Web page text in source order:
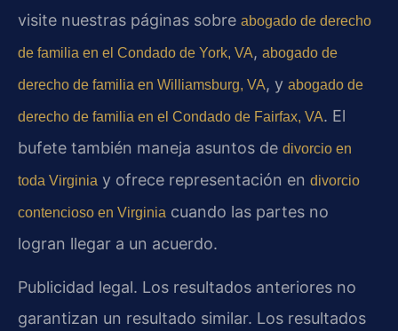
visite nuestras páginas sobre abogado de derecho
de familia en el Condado de York, VA, abogado de
derecho de familia en Williamsburg, VA, y abogado de
derecho de familia en el Condado de Fairfax, VA. El
bufete también maneja asuntos de divorcio en
toda Virginia y ofrece representación en divorcio
contencioso en Virginia cuando las partes no
logran llegar a un acuerdo.
Publicidad legal. Los resultados anteriores no
garantizan un resultado similar. Los resultados